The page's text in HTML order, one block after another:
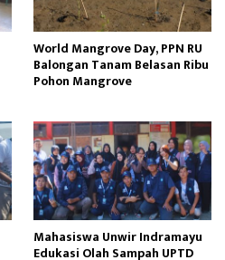
World Mangrove Day, PPN RU
Balongan Tanam Belasan Ribu
Pohon Mangrove
Mahasiswa Unwir Indramayu
Edukasi Olah Sampah UPTD